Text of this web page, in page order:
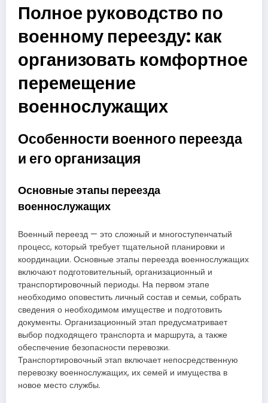
Полное руководство по
военному переезду: как
организовать комфортное
перемещение
военнослужащих
Особенности военного переезда
и его организация
Основные этапы переезда
военнослужащих
Военный переезд — это сложный и многоступенчатый
процесс, который требует тщательной планировки и
координации. Основные этапы переезда военнослужащих
включают подготовительный, организационный и
транспортировочный периоды. На первом этапе
необходимо оповестить личный состав и семьи, собрать
сведения о необходимом имуществе и подготовить
документы. Организационный этап предусматривает
выбор подходящего транспорта и маршрута, а также
обеспечение безопасности перевозки.
Транспортировочный этап включает непосредственную
перевозку военнослужащих, их семей и имущества в
новое место службы.